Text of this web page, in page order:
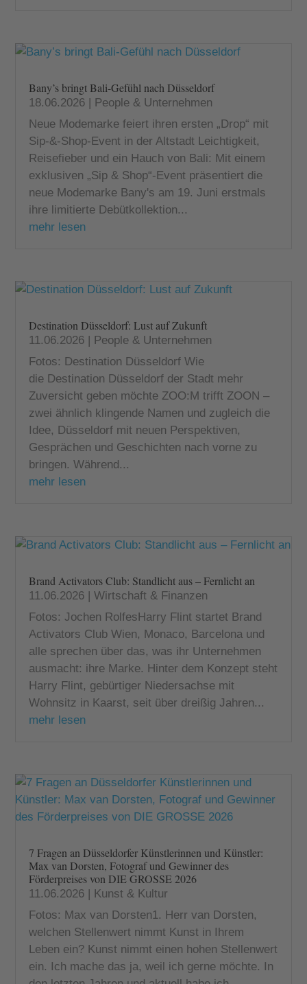
Bany’s bringt Bali-Gefühl nach Düsseldorf
18.06.2026 | People & Unternehmen
Neue Modemarke feiert ihren ersten „Drop“ mit
Sip-&-Shop-Event in der Altstadt Leichtigkeit,
Reisefieber und ein Hauch von Bali: Mit einem
exklusiven „Sip & Shop“-Event präsentiert die
neue Modemarke Bany's am 19. Juni erstmals
ihre limitierte Debütkollektion...
mehr lesen
Destination Düsseldorf: Lust auf Zukunft
11.06.2026
People & Unternehmen
Fotos: Destination Düsseldorf Wie
die Destination Düsseldorf der Stadt mehr
Zuversicht geben möchte ZOO:M trifft ZOON –
zwei ähnlich klingende Namen und zugleich die
Idee, Düsseldorf mit neuen Perspektiven,
Gesprächen und Geschichten nach vorne zu
bringen. Während...
mehr lesen
Brand Activators Club: Standlicht aus – Fernlicht an
11.06.2026 |Wirtschaft & Finanzen
Fotos: Jochen RolfesHarry Flint startet Brand
Activators Club Wien, Monaco, Barcelona und
alle sprechen über das, was ihr Unternehmen
ausmacht: ihre Marke. Hinter dem Konzept steht
Harry Flint, gebürtiger Niedersachse mit
Wohnsitz in Kaarst, seit über dreißig Jahren...
mehr lesen
7 Fragen an Düsseldorfer Künstlerinnen und Künstler:
Max van Dorsten, Fotograf und Gewinner des
Förderpreises von DIE GROSSE 2026
11.06.2026 | Kunst & Kultur
Fotos: Max van Dorsten1. Herr van Dorsten,
welchen Stellenwert nimmt Kunst in Ihrem
Leben ein? Kunst nimmt einen hohen Stellenwert
ein. Ich mache das ja, weil ich gerne möchte. In